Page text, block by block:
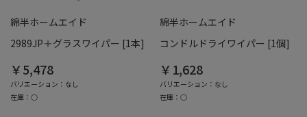
綿半ホームエイド
2989JP＋グラスワイパー [1本]
￥5,478
バリエーション：なし
在庫：○
綿半ホームエイド
コンドルドライワイパー [1個]
￥1,628
バリエーション：なし
在庫：○